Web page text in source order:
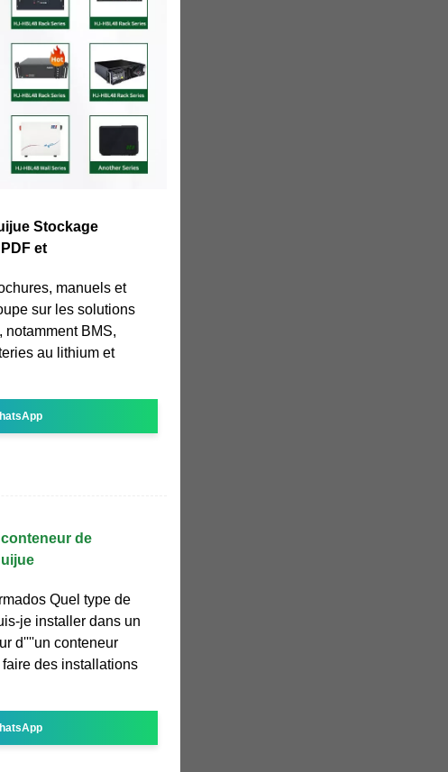
Stockage
et
manuels et
sur les solutions
notamment BMS,
au lithium et
de
Quel type de
je installer dans un
d''''un conteneur
des installations